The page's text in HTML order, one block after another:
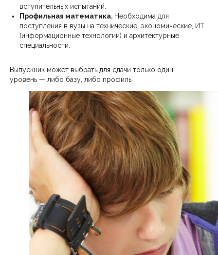
вступительных испытаний.
Профильная математика. Необходима для
поступления в вузы на технические, экономические, ИТ
(информационные технологии) и архитектурные
специальности.
Выпускник может выбрать для сдачи только один
уровень — либо базу, либо профиль.